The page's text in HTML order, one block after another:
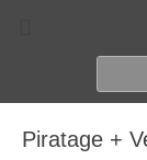
Pour les
Piratage +